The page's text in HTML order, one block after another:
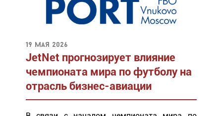
19 мая 2026
JetNet прогнозирует влияние
чемпионата мира по футболу на
отрасль бизнес-авиации